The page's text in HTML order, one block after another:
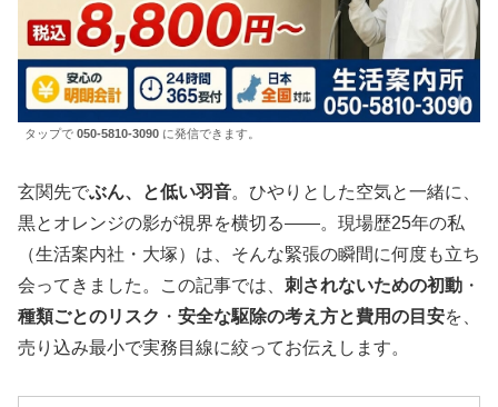
タップで 050-5810-3090 に発信できます。
玄関先でぶん、と低い羽音。ひやりとした空気と一緒に、
黒とオレンジの影が視界を横切る——。現場歴25年の私
（生活案内社・大塚）は、そんな緊張の瞬間に何度も立ち
会ってきました。この記事では、 刺されないための初動 ・
種類ごとのリスク ・ 安全な駆除の考え方と費用の目安を、
売り込み最小で実務目線に絞ってお伝えします。